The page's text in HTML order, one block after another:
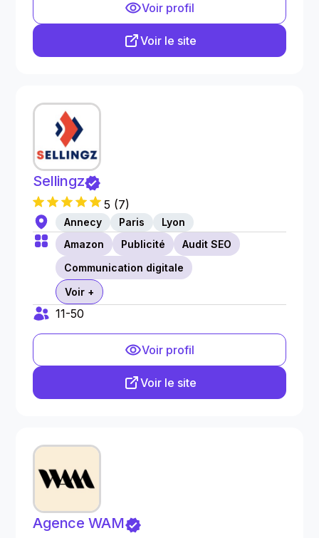
Voir profil
Voir le site
Sellingz
5 (7)
Annecy Paris
Lyon
Amazon
Publicité
Audit SEO
Communication digitale
Voir +
11-50
Voir profil
Voir le site
Agence WAM